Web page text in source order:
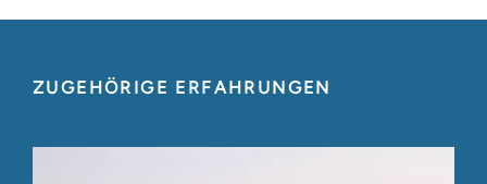
ZUGEHÖRIGE ERFAHRUNGEN